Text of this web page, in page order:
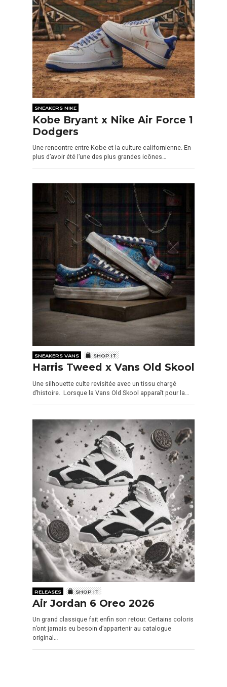
SNEAKERS NIKE
Kobe Bryant x Nike Air Force 1
Dodgers
Une rencontre entre Kobe et la culture californienne. En
plus d’avoir été l’une des plus grandes icônes…
SNEAKERS VANS SHOP IT
Harris Tweed x Vans Old Skool
Une silhouette culte revisitée avec un tissu chargé
d’histoire. Lorsque la Vans Old Skool apparaît pour la…
RELEASES SHOP IT
Air Jordan 6 Oreo 2026
Un grand classique fait enfin son retour. Certains coloris
n’ont jamais eu besoin d’appartenir au catalogue
original…